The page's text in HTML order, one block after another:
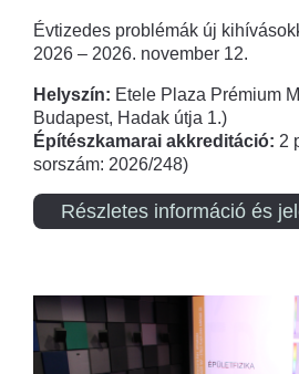
Évtizedes problémák új
2026 – 2026. november 12.
Helyszín: Etele Plaza Prémium
Budapest, Hadak útja 1.)
Építészkamarai akkreditáció: 2
sorszám: 2026/248)
Részletes információ és